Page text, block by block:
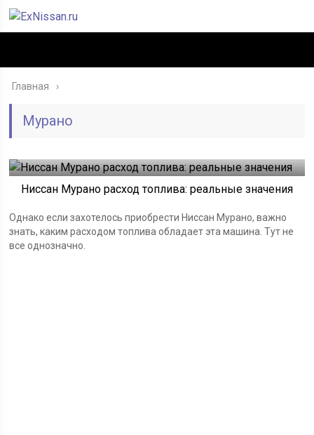
Главная
Мурано
Ниссан Мурано расход топлива: реальные значения
Однако если захотелось приобрести Ниссан Мурано, важно
знать, каким расходом топлива обладает эта машина. Тут не
все однозначно.